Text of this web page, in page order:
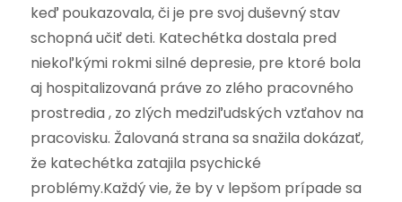
keď poukazovala, či je pre svoj duševný stav
schopná učiť deti. Katechétka dostala pred
niekoľkými rokmi silné depresie, pre ktoré bola
aj hospitalizovaná práve zo zlého pracovného
prostredia , zo zlých medziľudských vzťahov na
pracovisku. Žalovaná strana sa snažila dokázať,
že katechétka zatajila psychické
problémy.Každý vie, že by v lepšom prípade sa